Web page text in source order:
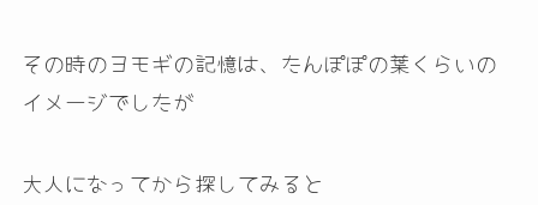
その時のヨモギの記憶は、たんぽぽの葉くらいの
イメージでしたが
大人になってから探してみると